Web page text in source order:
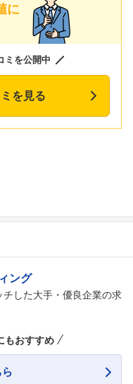
に
ミを公開中
を見る
ング
した大手・優良企業の求
もおすすめ